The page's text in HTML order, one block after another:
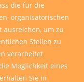
Uhr bis 16:00 Uhr unter
die für die
organisatorischen
um zu
Stellen zu
verarbeitet
Möglichkeit eines
Sie in